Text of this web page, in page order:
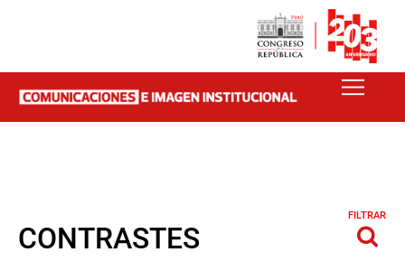
CONTRASTES
FILTRAR